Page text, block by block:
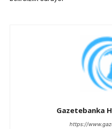
Gazetebanka
https://